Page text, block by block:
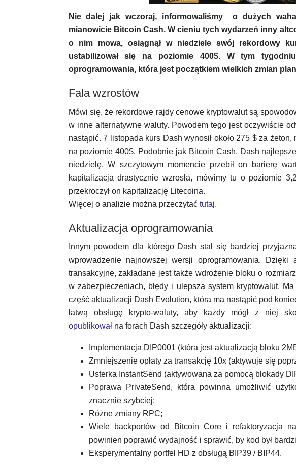
Nie dalej jak wczoraj, informowaliśmy o dużych
mianowicie Bitcoin Cash. W cieniu tych wydarzeń inny
o nim mowa, osiągnął w niedziele swój rekordowy
ustabilizował się na poziomie 400$. W tym
oprogramowania, która jest początkiem wielkich zmian
Fala wzrostów
Mówi się, że rekordowe rajdy cenowe kryptowalut są
w inne alternatywne waluty. Powodem tego jest oczywiście
nastąpić. 7 listopada kurs Dash wynosił około 275 $ za
na poziomie 400$. Podobnie jak Bitcoin Cash, Dash
niedzielę. W szczytowym momencie przebił on barierę
kapitalizacja drastycznie wzrosła, mówimy tu o poziomie
przekroczył on kapitalizację Litecoina.
Więcej o analizie można przeczytać tutaj.
Aktualizacja oprogramowania
Innym powodem dla którego Dash stał się bardziej
wprowadzenie najnowszej wersji oprogramowania. Dzięki
transakcyjne, zakładane jest także wdrożenie bloku o
w zabezpieczeniach, błędy i ulepsza system kryptowalut.
część aktualizacji Dash Evolution, która ma nastąpić pod
łatwą obsługę krypto-waluty, aby każdy mógł z niej
opublikowałna forach Dash szczegóły aktualizacji:
Implementacja DIP0001 (która jest aktualizacją bloku
Zmniejszenie opłaty za transakcję 10x (aktywuje się
Usterka InstantSend (aktywowana za pomocą blokady
Poprawa PrivateSend, która powinna umożliwić
znacznie szybciej;
Różne zmiany RPC;
Wiele backportów od Bitcoin Core i refaktoryzacja
powinien poprawić wydajność i sprawić, by kod był
Eksperymentalny portfel HD z obsługą BIP39 / BIP44.